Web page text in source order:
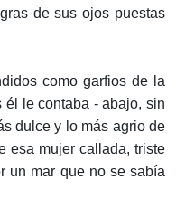
de sus ojos puestas
como garfios de la
él le contaba - abajo, sin
dulce y lo más agrio de
esa mujer callada, triste
un mar que no se sabía